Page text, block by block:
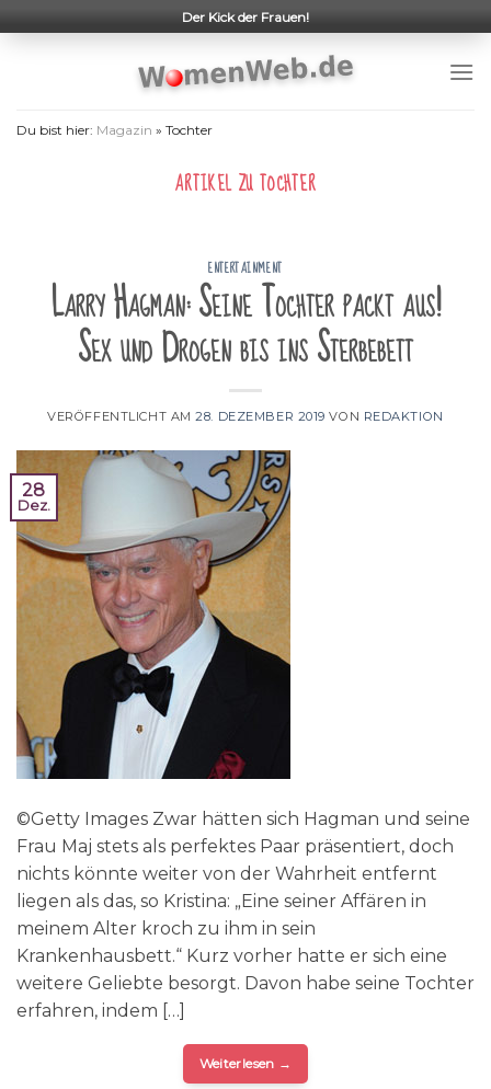
to
Der Kick der Frauen!
Du bist hier: Magazin » Tochter
ARTIKEL ZUTOCHTER
ENTERTAINMENT
Larry Hagman: Seine Tochter packt aus!
Sex und Drogen bis ins Sterbebett
VERÖFFENTLICHT AM28. DEZEMBER 2019 VON REDAKTION
28
Dez.
©Getty Images Zwar hätten sich Hagman und seine
Frau Maj stets als perfektes Paar präsentiert, doch
nichts könnte weiter von der Wahrheit entfernt
liegen als das, so Kristina: „Eine seiner Affären in
meinem Alter kroch zu ihm in sein
Krankenhausbett.“ Kurz vorher hatte er sich eine
weitere Geliebte besorgt. Davon habe seine Tochter
erfahren, indem […]
Weiterlesen →